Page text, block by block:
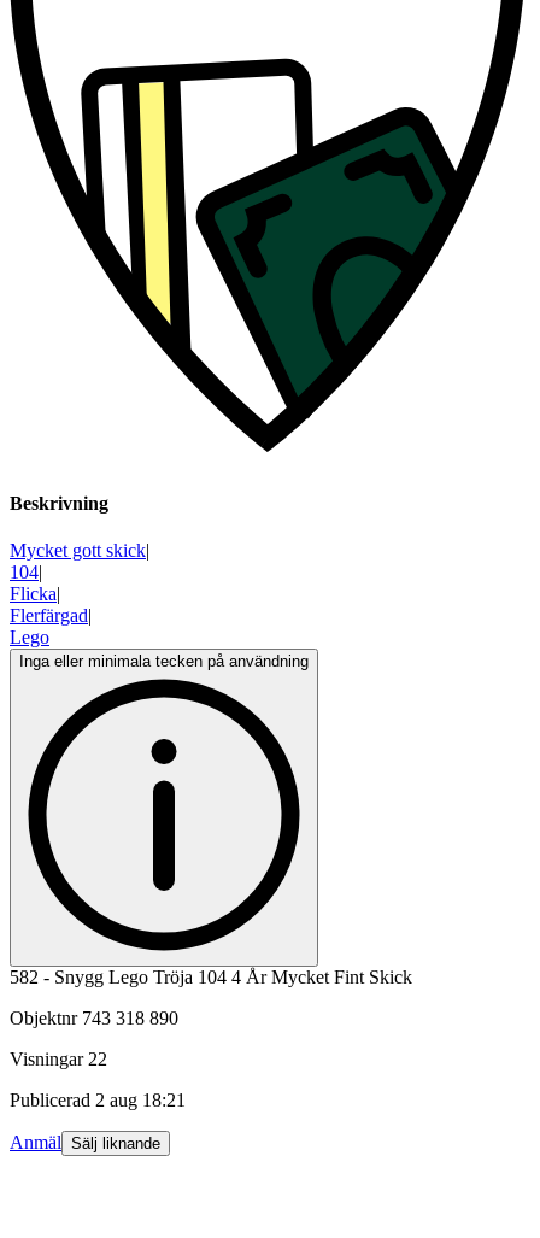
Beskrivning
Mycket gott skick|
104|
Flicka|
Flerfärgad|
Lego
Inga eller minimala tecken på användning
582 - Snygg Lego Tröja 104 4 År Mycket Fint Skick
Objektnr 743 318 890
Visningar 22
Publicerad 2 aug 18:21
Anmäl Sälj liknande